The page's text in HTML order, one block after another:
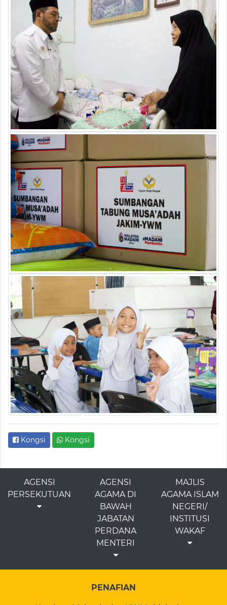
Kongsi Kongsi
AGENSI
PERSEKUTUAN
AGENSI
AGAMA DI
BAWAH
JABATAN
PERDANA
MENTERI
MAJLIS
AGAMA ISLAM
NEGERI/
INSTITUSI
WAKAF
PENAFIAN